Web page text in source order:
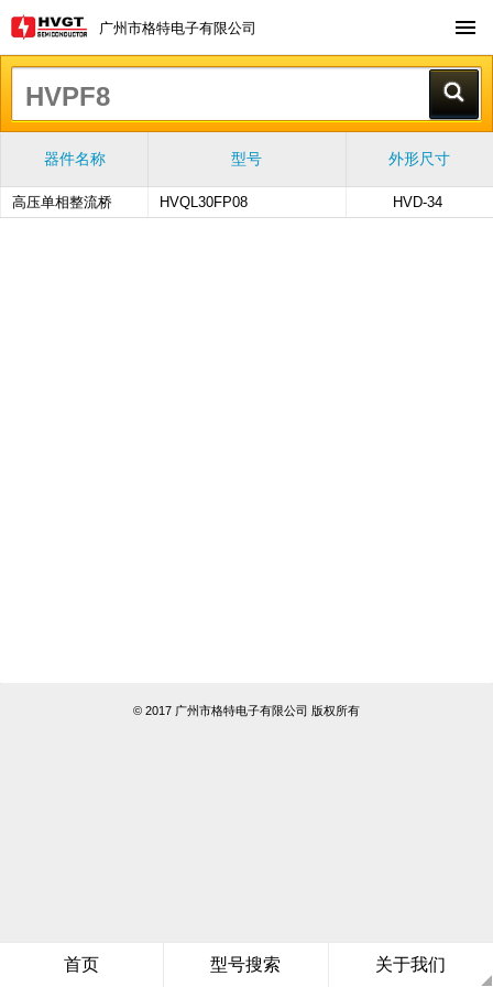
广州市格特电子有限公司
首页 型号搜索 关于我们
器件名称 型号 外形尺寸
高压单相整流桥 HVQL30FP08 HVD-34
© 2017 广州市格特电子有限公司 版权所有